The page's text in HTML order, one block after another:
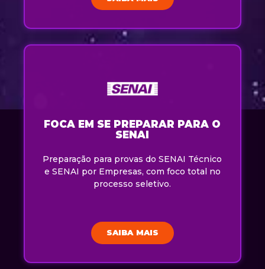
FOCA EM SE PREPARAR PARA O
SENAI
Preparação para provas do SENAI Técnico
e SENAI por Empresas, com foco total no
processo seletivo.
SAIBA MAIS